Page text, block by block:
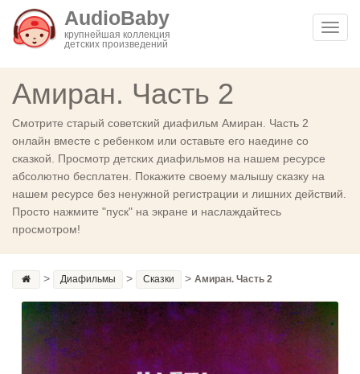
AudioBaby
крупнейшая коллекция
детских произведений
Амиран. Часть 2
Смотрите старый советский диафильм Амиран. Часть 2
онлайн вместе с ребенком или оставьте его наедине со
сказкой. Просмотр детских диафильмов на нашем ресурсе
абсолютно бесплатен. Покажите своему малышу сказку на
нашем ресурсе без ненужной регистрации и лишних действий.
Просто нажмите "пуск" на экране и наслаждайтесь
просмотром!
> Диафильмы > Сказки > Амиран. Часть 2